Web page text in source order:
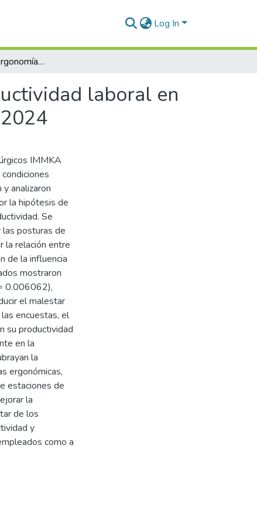
Log In
Evaluación de la ergonomía y su impacto en la productividad laboral en la Empresa Productos Metalúrgicos Immka Espinar 2024
laboral en
IMMKA
analizaron
la hipótesis de
Se
posturas de
la relación entre
de la influencia
mostraron
0.006062),
el malestar
encuestas, el
su productividad
en la
la
ergonómicas,
estaciones de
la
de los
y
como a